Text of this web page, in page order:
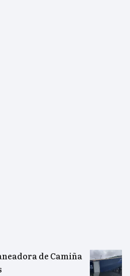
de Camiña